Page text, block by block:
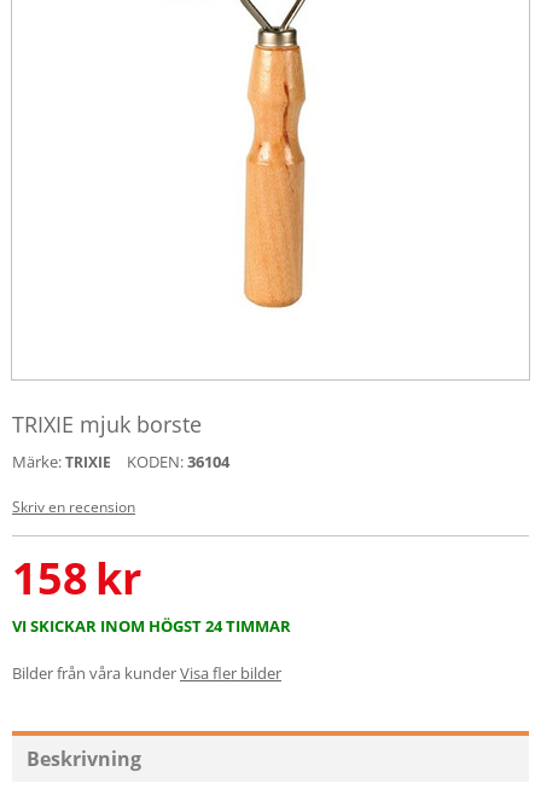
TRIXIE mjuk borste
Märke:TRIXIE KODEN:36104
Skriv en recension
158kr
VI SKICKAR INOM HÖGST 24 TIMMAR
Bilder från våra kunderVisa fler bilder
Beskrivning